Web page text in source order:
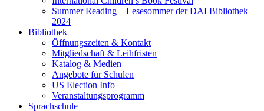
Summer Reading – Lesesommer der DAI Bibliothek
2024
Bibliothek
Öffnungszeiten & Kontakt
Mitgliedschaft & Leihfristen
Katalog & Medien
Angebote für Schulen
US Election Info
Veranstaltungsprogramm
Sprachschule